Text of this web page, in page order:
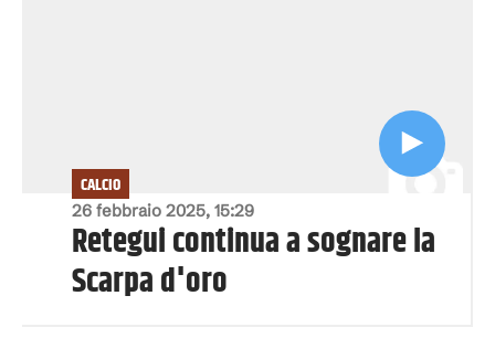
26 febbraio 2025, 15:29
CALCIO
Retegui continua a sognare la
Scarpa d'oro